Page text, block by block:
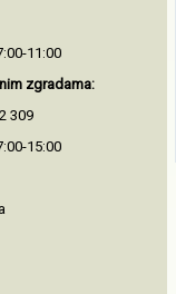
11:00
zgradama:
309
15:00